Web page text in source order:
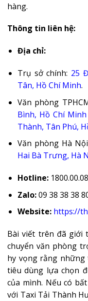
hàng.
Thông tin liên hệ:
Địa chỉ:
Trụ sở chính: 25
Tân, Hồ Chí Minh.
Văn phòng
Bình, Hồ Chí Minh
Thành, Tân Phú,
Văn phòng Hà
Hai Bà Trưng, Hà
Hotline:
Zalo:09 38 38 38
Website: https://
Bài viết trên đã giới
chuyển văn phòng
hy vọng rằng
tiêu dùng lựa chọn
của mình. Nếu có
với Taxi Tải Thành